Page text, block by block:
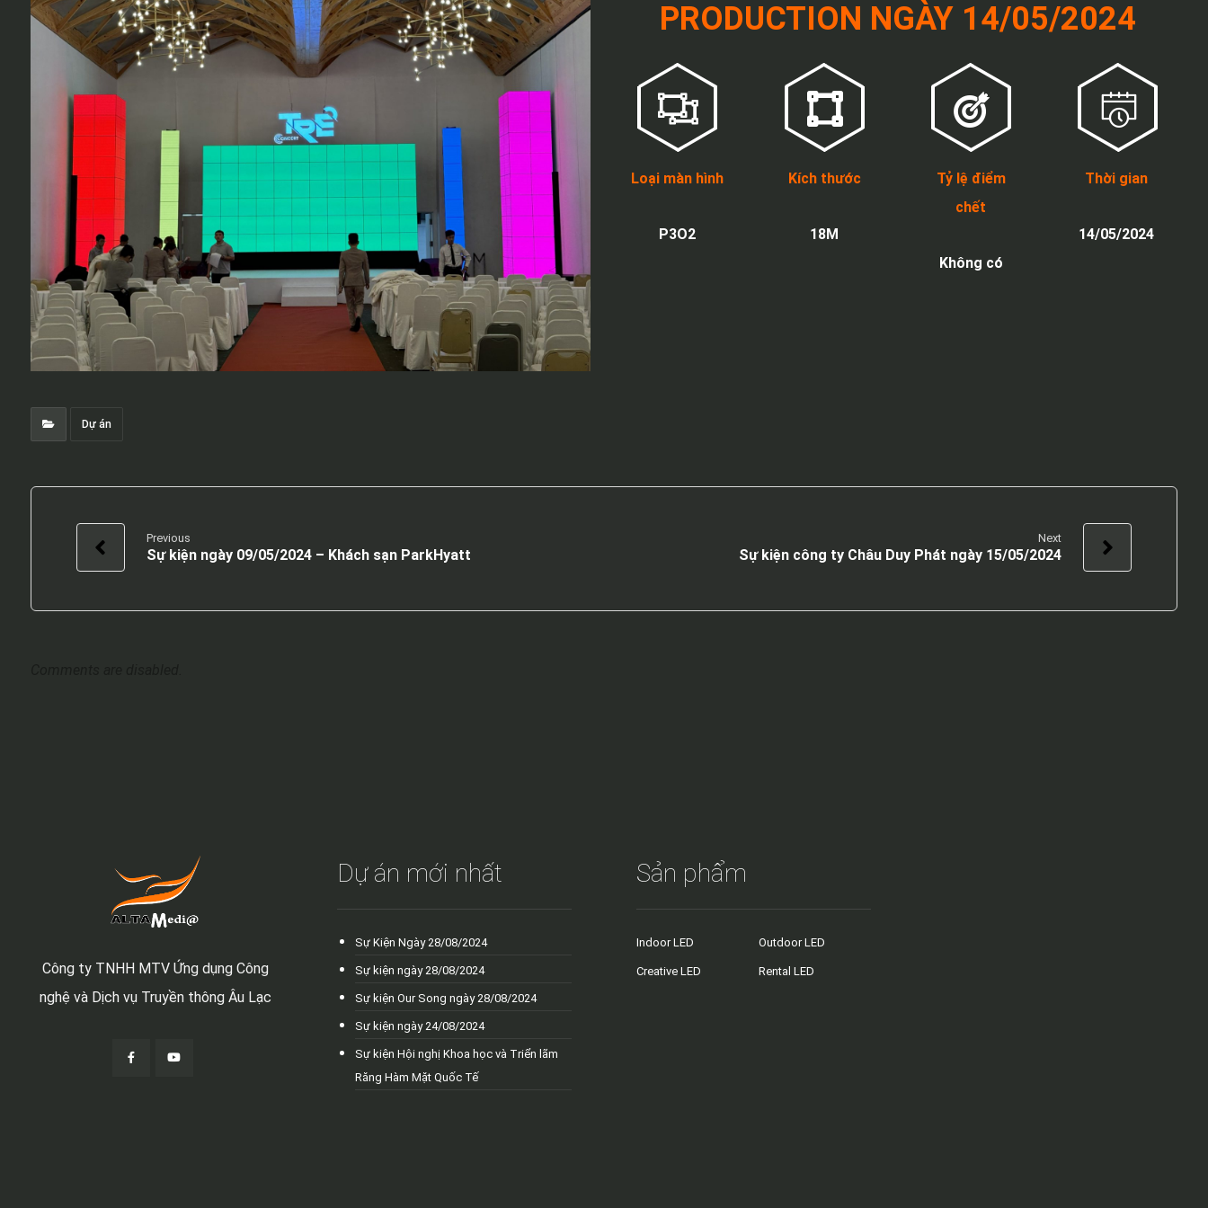
PRODUCTION NGÀY 14/05/2024
Loại màn hình
P3O2
Kích thước
18M
Tỷ lệ điểm
chết
Không có
Thời gian
14/05/2024
Dự án
Previous
Sự kiện ngày 09/05/2024 – Khách sạn ParkHyatt
Next
Sự kiện công ty Châu Duy Phát ngày 15/05/2024
Công ty TNHH MTV Ứng dụng Công
nghệ và Dịch vụ Truyền thông Âu Lạc
Dự án mới nhất
Sự Kiện Ngày 28/08/2024
Sự kiện ngày 28/08/2024
Sự kiện Our Song ngày 28/08/2024
Sự kiện ngày 24/08/2024
Sự kiện Hội nghị Khoa học và Triển lãm
Răng Hàm Mặt Quốc Tế
Sản phẩm
Indoor LED Outdoor LED
Creative LED Rental LED